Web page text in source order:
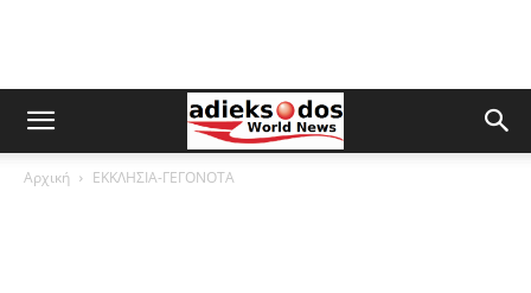
Αρχική ΕΚΚΛΗΣΙΑ-ΓΕΓΟΝΟΤΑ